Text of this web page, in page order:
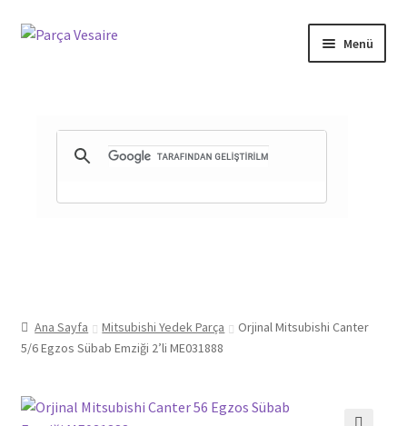
Dolaşıma
İçeriğe
Menü
Mesafeli Satış Sözleşmesi
Ana Sayfa Mitsubishi Yedek Parça
Orjinal Mitsubishi Canter
5/6 Egzos Sübab Emziği 2’li ME031888